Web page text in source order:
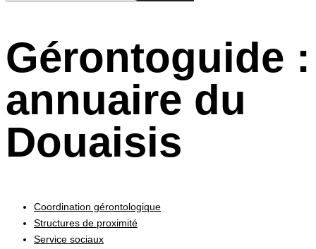
Gérontoguide :
annuaire du
Douaisis
Coordination gérontologique
Structures de proximité
Service sociaux